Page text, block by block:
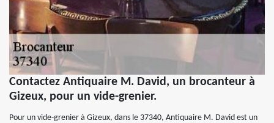
Contactez Antiquaire M. David, un brocanteur à
Gizeux, pour un vide-grenier.
Pour un vide-grenier à Gizeux, dans le 37340, Antiquaire M. David est un